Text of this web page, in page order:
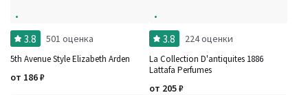
3.8 501 оценка
5th Avenue Style Elizabeth Arden
от 186₽
3.8 224 оценки
La Collection D'antiquites 1886
Lattafa Perfumes
от 205₽